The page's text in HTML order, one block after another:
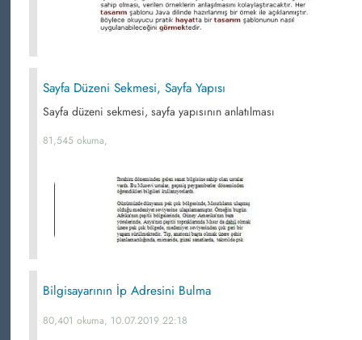
Sayfa Düzeni Sekmesi, Sayfa Yapısı
Sayfa düzeni sekmesi, sayfa yapısının anlatılması
81,545 okuma,
Bilgisayarının İp Adresini Bulma
80,401 okuma, 10.07.2019 22:18